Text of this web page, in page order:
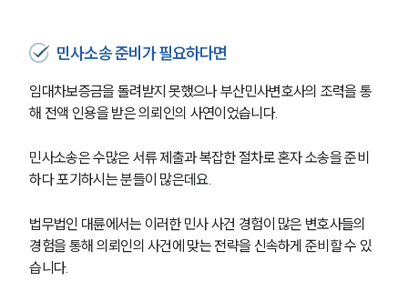
그룹소개
대륜의 강점
오시는 길
글로벌 파트너 로펌
민사소송 준비가 필요하다면
임대차보증금을 돌려받지 못했으나 부산민사변호사의 조력을 통
해 전액 인용을 받은 의뢰인의 사연이었습니다.
민사소송은 수많은 서류 제출과 복잡한 절차로 혼자 소송을 준비
하다 포기하시는 분들이 많은데요.
법무법인 대륜에서는 이러한 민사 사건 경험이 많은 변호사들의
경험을 통해 의뢰인의 사건에 맞는 전략을 신속하게 준비할 수 있
습니다.